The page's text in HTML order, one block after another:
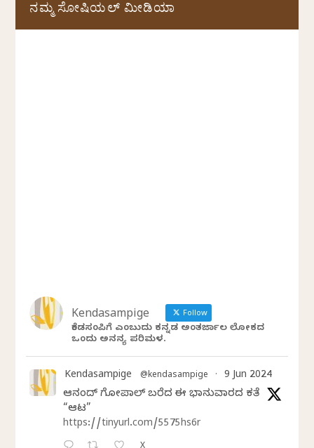
ನಮ್ಮ ಸೋಷಿಯಲ್‌ ಮೀಡಿಯಾ
Kendasampige Follow
ಕೆಂಡಸಂಪಿಗೆ ಎಂಬುದು ಕನ್ನಡ ಅಂತರ್ಜಾಲ ಲೋಕದ
ಒಂದು ಅನನ್ಯ ಪರಿಮಳ.
Kendasampige @kendasampige · 9 Jun 2024
ಆನಂದ್‌ ಗೋಪಾಲ್‌ ಬರೆದ ಈ ಭಾನುವಾರದ ಕತೆ
“ಆಟ”
https://tinyurl.com/5575hs6r